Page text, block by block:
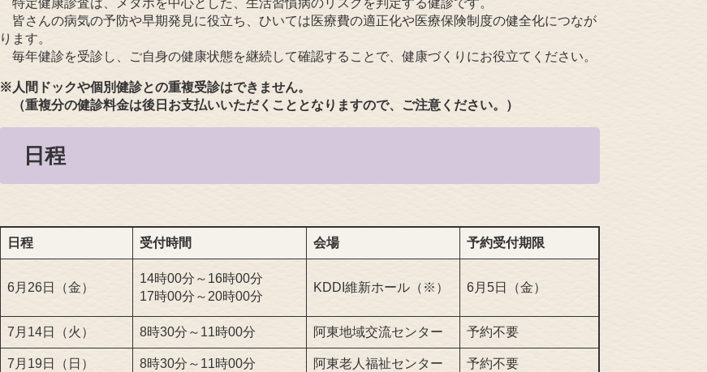
特定健康診査は、メタボを中心とした、生活習慣病のリスクを判定する健診です。
皆さんの病気の予防や早期発見に役立ち、ひいては医療費の適正化や医療保険制度の健全化につなが
ります。
毎年健診を受診し、ご自身の健康状態を継続して確認することで、健康づくりにお役立てください。
※人間ドックや個別健診との重複受診はできません。
（重複分の健診料金は後日お支払いいただくこととなりますので、ご注意ください。）
日程
日程 受付時間 会場 予約受付期限
6月26日（金）
14時00分～16時00分
17時00分～20時00分
KDDI維新ホール（※） 6月5日（金）
7月14日（火） 8時30分～11時00分 阿東地域交流センター 予約不要
7月19日（日） 8時30分～11時00分 阿東老人福祉センター 予約不要